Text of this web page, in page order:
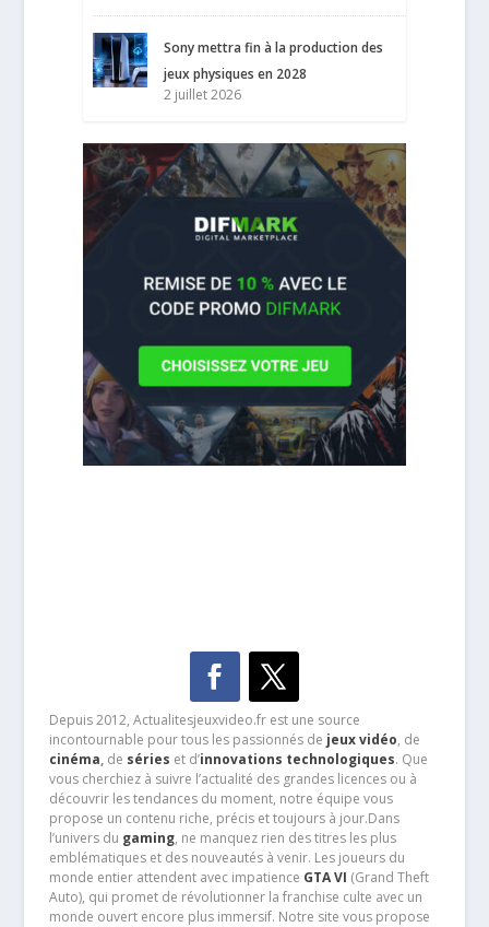
Sony mettra fin à la production des
jeux physiques en 2028
2 juillet 2026
Depuis 2012, Actualitesjeuxvideo.fr est une source
incontournable pour tous les passionnés de jeux vidéo, de
cinéma,de séries et d’innovations technologiques. Que
vous cherchiez à suivre l’actualité des grandes licences ou à
découvrir les tendances du moment, notre équipe vous
propose un contenu riche, précis et toujours à jour.Dans
l’univers du gaming, ne manquez rien des titres les plus
emblématiques et des nouveautés à venir. Les joueurs du
monde entier attendent avec impatience GTA VI (Grand Theft
Auto), qui promet de révolutionner la franchise culte avec un
monde ouvert encore plus immersif. Notre site vous propose